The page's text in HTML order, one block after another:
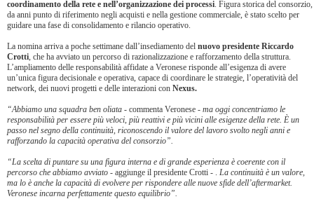
coordinamento della rete e nell’organizzazione dei processi. Figura storica del consorzio,
da anni punto di riferimento negli acquisti e nella gestione commerciale, è stato scelto per
guidare una fase di consolidamento e rilancio operativo.
La nomina arriva a poche settimane dall’insediamento del nuovo presidente Riccardo
Crotti, che ha avviato un percorso di razionalizzazione e rafforzamento della struttura.
L’ampliamento delle responsabilità affidate a Veronese risponde all’esigenza di avere
un’unica figura decisionale e operativa, capace di coordinare le strategie, l’operatività del
network, dei nuovi progetti e delle interazioni con Nexus.
“Abbiamo una squadra ben oliata - commenta Veronese - ma oggi concentriamo le
responsabilità per essere più veloci, più reattivi e più vicini alle esigenze della rete. È un
passo nel segno della continuità, riconoscendo il valore del lavoro svolto negli anni e
rafforzando la capacità operativa del consorzio”.
“La scelta di puntare su una figura interna e di grande esperienza è coerente con il
percorso che abbiamo avviato - aggiunge il presidente Crotti - . La continuità è un valore,
ma lo è anche la capacità di evolvere per rispondere alle nuove sfide dell’aftermarket.
Veronese incarna perfettamente questo equilibrio”.